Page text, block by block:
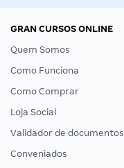
GRAN CURSOS ONLINE
Quem Somos
Como Funciona
Como Comprar
Loja Social
Validador de documentos
Conveniados